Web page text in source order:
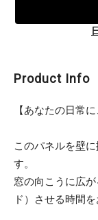
Product Info
【あなたの日常
このパネルを壁
す。
窓の向こうに広
ド）させる時間